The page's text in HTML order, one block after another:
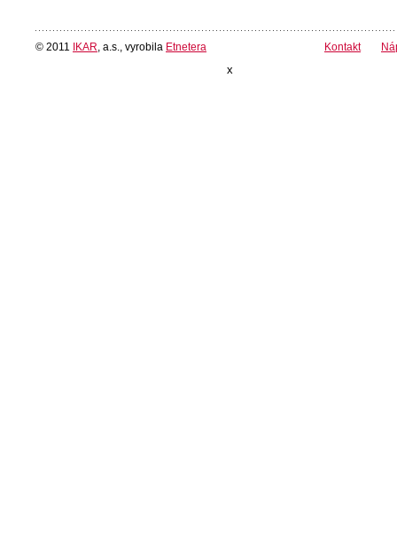
© 2011 IKAR , a.s., vyrobila Etnetera Kontakt
x